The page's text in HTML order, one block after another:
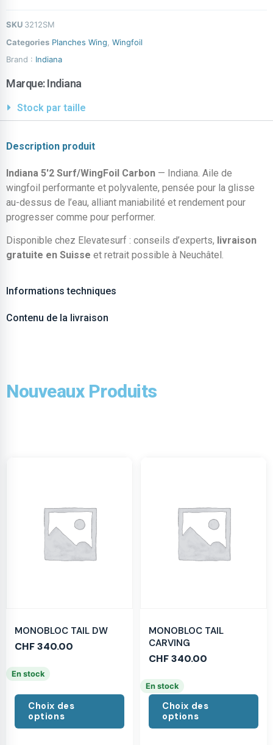
SKU 3212SM
Categories Planches Wing Wingfoil
Brand : Indiana
Marque:Indiana
Stock par taille
Description produit
Indiana 5'2 Surf/WingFoil Carbon — Indiana. Aile de
wingfoil performante et polyvalente, pensée pour la glisse
au-dessus de l’eau, alliant maniabilité et rendement pour
progresser comme pour performer.
Disponible chez Elevatesurf : conseils d’experts, livraison
gratuite en Suisse et retrait possible à Neuchâtel.
Informations techniques
Contenu de la livraison
Nouveaux Produits
MONOBLOC TAIL DW
CHF340.00
En stock
Choix des
options
MONOBLOC TAIL
CARVING
CHF340.00
En stock
Choix des
options